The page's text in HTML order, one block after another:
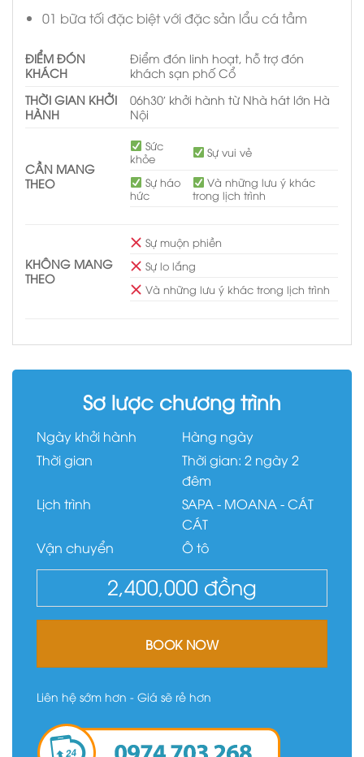
01 bữa tối đặc biệt với đặc sản lẩu cá tầm
ĐIỂM ĐÓN
KHÁCH
Điểm đón linh hoạt, hỗ trợ đón
khách sạn phố Cổ
THỜI GIAN KHỞI
HÀNH
06h30′ khởi hành từ Nhà hát lớn Hà
Nội
CẦN MANG
THEO
Sức
khỏe
Sự vui vẻ
Sự háo
hức
Và những lưu ý khác
trong lịch trình
KHÔNG MANG
THEO
Sự muộn phiền
Sự lo lắng
Và những lưu ý khác trong lịch trình
Sơ lược chương trình
Ngày khởi hành
Hàng ngày
Thời gian
Thời gian: 2 ngày 2
đêm
Lịch trình
SAPA - MOANA - CÁT
CÁT
Vận chuyển
Ô tô
2,400,000 đồng
BOOK NOW
Liên hệ sớm hơn - Giá sẽ rẻ hơn